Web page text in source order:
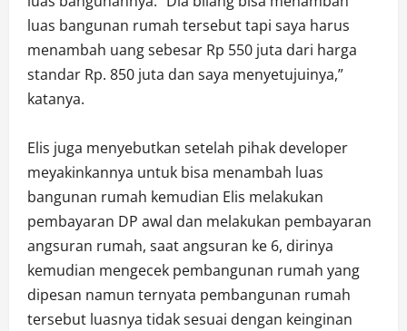
luas bangunan rumah tersebut tapi saya harus
menambah uang sebesar Rp 550 juta dari harga
standar Rp. 850 juta dan saya menyetujuinya,”
katanya.
Elis juga menyebutkan setelah pihak developer
meyakinkannya untuk bisa menambah luas
bangunan rumah kemudian Elis melakukan
pembayaran DP awal dan melakukan pembayaran
angsuran rumah, saat angsuran ke 6, dirinya
kemudian mengecek pembangunan rumah yang
dipesan namun ternyata pembangunan rumah
tersebut luasnya tidak sesuai dengan keinginan